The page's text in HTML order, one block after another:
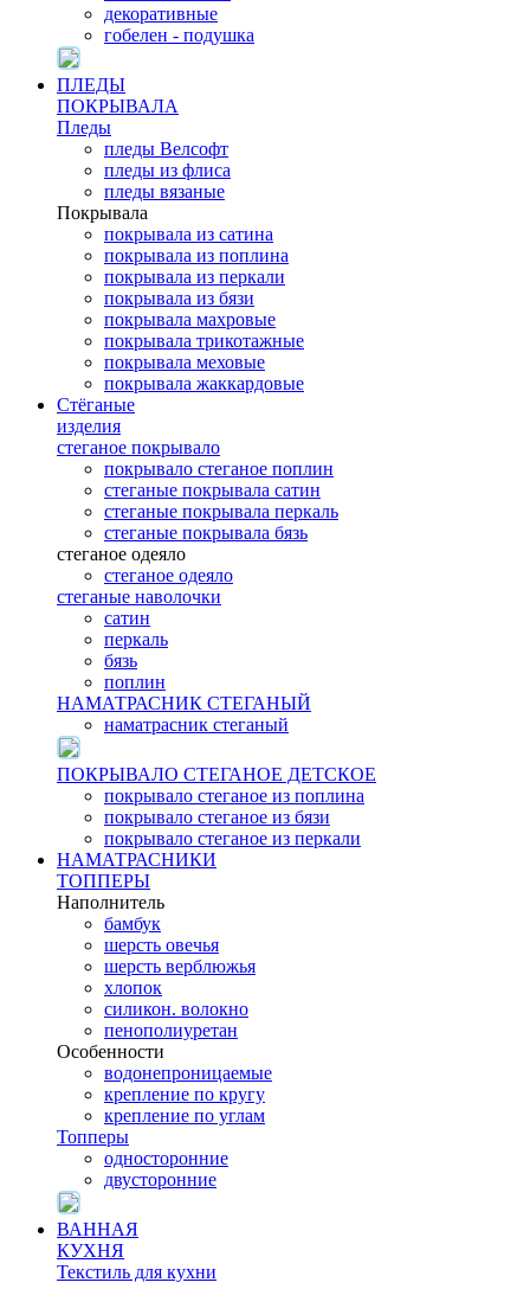
декоративные
гобелен - подушка
ПЛЕДЫ
ПОКРЫВАЛА
Пледы
пледы Велсофт
пледы из флиса
пледы вязаные
Покрывала
покрывала из сатина
покрывала из поплина
покрывала из перкали
покрывала из бязи
покрывала махровые
покрывала трикотажные
покрывала меховые
покрывала жаккардовые
Стёганые
изделия
стеганое покрывало
покрывало стеганое поплин
стеганые покрывала сатин
стеганые покрывала перкаль
стеганые покрывала бязь
стеганое одеяло
стеганое одеяло
стеганые наволочки
сатин
перкаль
бязь
поплин
НАМАТРАСНИК СТЕГАНЫЙ
наматрасник стеганый
ПОКРЫВАЛО СТЕГАНОЕ ДЕТСКОЕ
покрывало стеганое из поплина
покрывало стеганое из бязи
покрывало стеганое из перкали
НАМАТРАСНИКИ
ТОППЕРЫ
Наполнитель
бамбук
шерсть овечья
шерсть верблюжья
хлопок
силикон. волокно
пенополиуретан
Особенности
водонепроницаемые
крепление по кругу
крепление по углам
Топперы
односторонние
двусторонние
ВАННАЯ
КУХНЯ
Текстиль для кухни